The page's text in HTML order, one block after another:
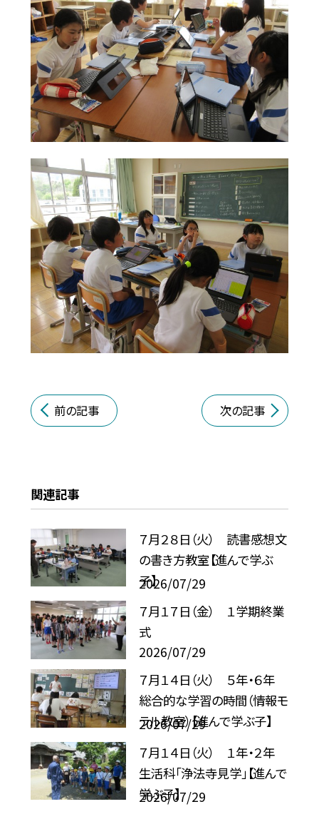
前の記事 次の記事
関連記事
７月２８日（火） 読書感想文
の書き方教室【進んで学ぶ
子】
2026/07/29
７月１７日（金） １学期終業
式
2026/07/29
７月１４日（火） ５年・６年
総合的な学習の時間（情報モ
ラル教室）【進んで学ぶ子】
2026/07/29
７月１４日（火） １年・２年
生活科「浄法寺見学」【進んで
学ぶ子】
2026/07/29